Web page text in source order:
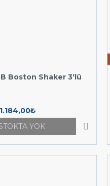
Boston Shaker 3'lü
1.184,00₺
YOK